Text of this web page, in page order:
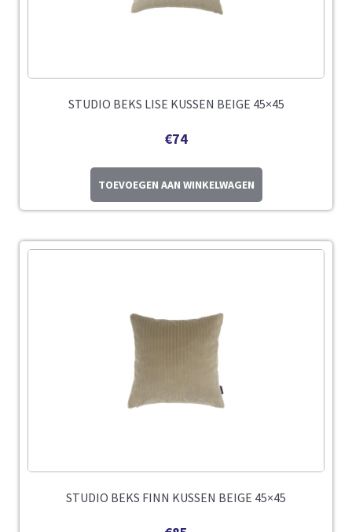
STUDIO BEKS LISE KUSSEN BEIGE 45×45
€74
TOEVOEGEN AAN WINKELWAGEN
STUDIO BEKS FINN KUSSEN BEIGE 45×45